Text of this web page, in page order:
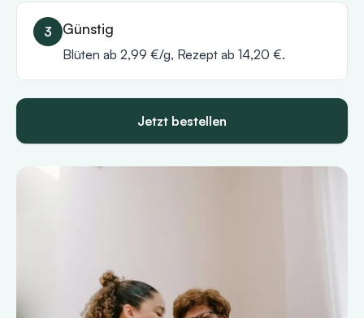
Günstig
Blüten ab 2,99 €/g, Rezept ab 14,20 €.
Jetzt bestellen